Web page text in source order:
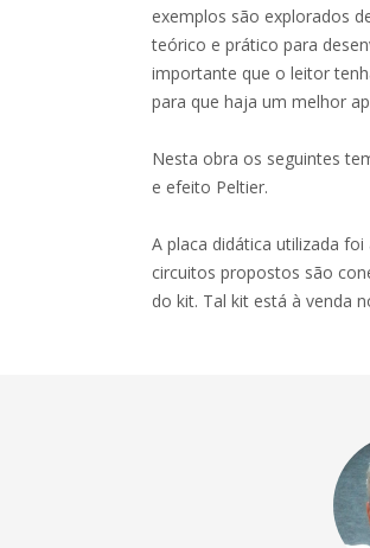
exemplos são explorados
teórico e prático para
importante que o leitor
para que haja um melhor
Nesta obra os seguintes
e efeito Peltier.
A placa didática utilizada
circuitos propostos são
do kit. Tal kit está à venda